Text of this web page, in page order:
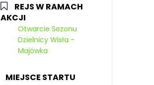
REJS W RAMACH
AKCJI
Otwarcie Sezonu
Dzielnicy Wisła -
Majówka
MIEJSCE STARTU